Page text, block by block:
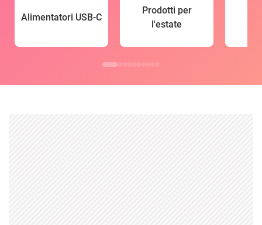
Alimentatori USB-C
Prodotti per
l'estate